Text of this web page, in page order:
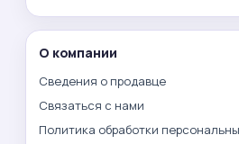
О компании
Сведения о продавце
Связаться с нами
Политика обработки